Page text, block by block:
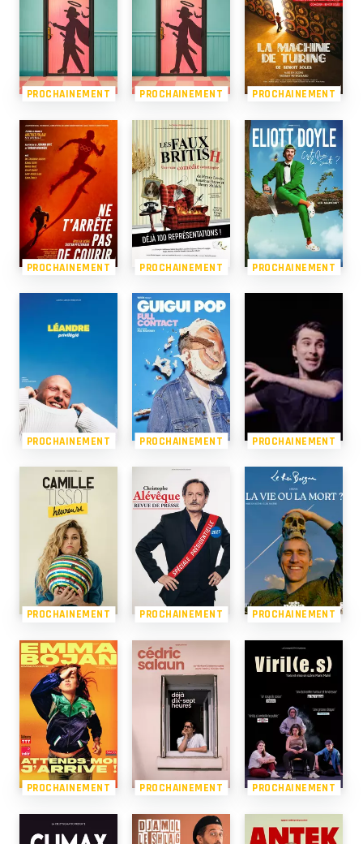
PROCHAINEMENT PROCHAINEMENT PROCHAINEMENT
PROCHAINEMENT PROCHAINEMENT PROCHAINEMENT
PROCHAINEMENT PROCHAINEMENT PROCHAINEMENT
PROCHAINEMENT PROCHAINEMENT PROCHAINEMENT
PROCHAINEMENT PROCHAINEMENT PROCHAINEMENT